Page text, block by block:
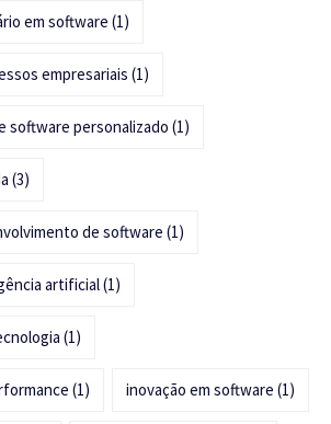
em software (1)
empresariais (1)
software personalizado (1)
(3)
de software (1)
artificial(1)
(1)
(1) inovação em software (1)